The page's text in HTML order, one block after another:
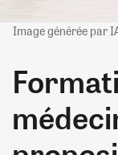
Image générée par